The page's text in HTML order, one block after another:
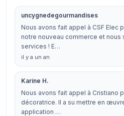
uncygnedegourmandises
Nous avons fait appel à CSF
notre nouveau commerce et
services ! E…
il y a un an
Karine H.
Nous avons fait appel à Cristiano
décoratrice. Il a su mettre en
application …